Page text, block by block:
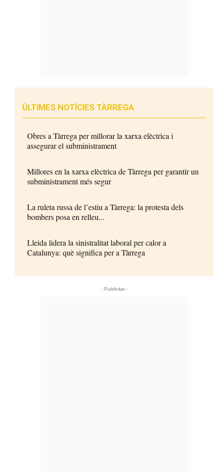
ÚLTIMES NOTÍCIES TÀRREGA
Obres a Tàrrega per millorar la xarxa elèctrica i
assegurar el subministrament
Millores en la xarxa elèctrica de Tàrrega per garantir un
subministrament més segur
La ruleta russa de l’estiu a Tàrrega: la protesta dels
bombers posa en relleu...
Lleida lidera la sinistralitat laboral per calor a
Catalunya: què significa per a Tàrrega
- Publicitat -